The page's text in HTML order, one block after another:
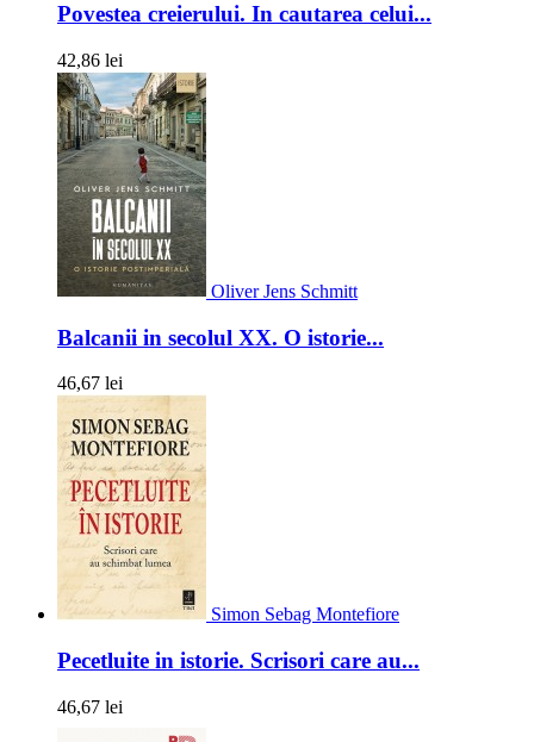
Povestea creierului. In cautarea celui...
42,86 lei
Oliver Jens Schmitt
Balcanii in secolul XX. O istorie...
46,67 lei
Simon Sebag Montefiore
Pecetluite in istorie. Scrisori care au...
46,67 lei